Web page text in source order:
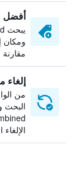
أفضل
ومكان
مقارنة
إلغاء
من
البحث